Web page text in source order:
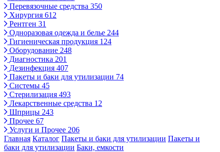
Перевязочные средства 350
Хирургия 612
Рентген 31
Одноразовая одежда и белье 244
Гигиеническая продукция 124
Оборудование 248
Диагностика 201
Дезинфекция 407
Пакеты и баки для утилизации 74
Системы 45
Стерилизация 493
Лекарственные средства 12
Шприцы 243
Прочее 67
Услуги и Прочее 206
Главная Каталог Пакеты и баки для утилизации Пакеты и
баки для утилизации Баки, емкости